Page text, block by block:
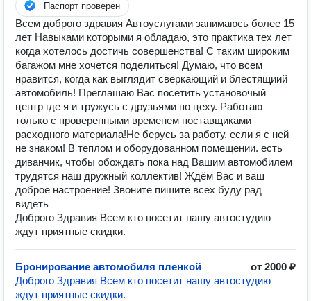
Паспорт проверен
Всем доброго здравия Автоуслугами занимаюсь более 15
лет Навыками которыми я обладаю, это практика тех лет
когда хотелось достичь совершенства! С таким широким
багажом мне хочется поделиться! Думаю, что всем
нравится, когда как выглядит сверкающий и блестящиий
автомобиль! Преглашаю Вас посетить установочый
центр где я и тружусь с друзьями по цеху. Работаю
только с проверенными временем поставщиками
расходного материала!Не берусь за работу, если я с ней
не знаком! В теплом и оборудованном помещении. есть
диванчик, чтобы обождать пока над Вашим автомобилем
трудятся наш дружный коллектив! Ждём Вас и ваш
доброе настроение! Звоните пишите всех буду рад
видеть
Доброго Здравия Всем кто посетит нашу автостудию
ждут приятные скидки.
Бронирование автомобиля пленкой
от 2000 ₽
Доброго Здравия Всем кто посетит нашу автостудию
ждут приятные скидки.